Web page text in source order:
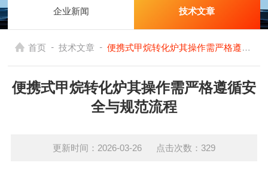
企业新闻 技术文章
首页 - 技术文章 - 便携式甲烷转化炉其操作需严格遵循安全与规范流程
便携式甲烷转化炉其操作需严格遵循安
全与规范流程
更新时间：2026-03-26 点击次数：329